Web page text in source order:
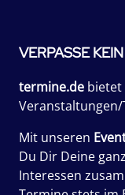
VERPASSE
termine.de bietet
Mit unseren
Du Dir Deine
Interessen